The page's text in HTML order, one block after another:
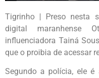
Tigrinho | Preso nesta
digital maranhense
influenciadora Tainá
que o proibia de acessar
Segundo a polícia, ele